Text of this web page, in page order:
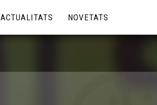
ACTUALITATS NOVETATS